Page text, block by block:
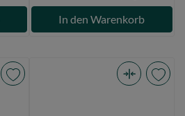
In den Warenkorb